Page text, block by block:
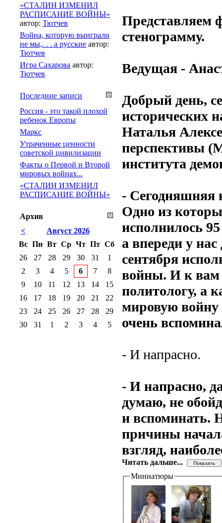
Представляем
стенограмму.
Ведущая -
Добрый день,
исторических
Наталья
перспективы
института
- Сегодняшняя
Одно из
исполнилось
а впереди у
сентября
войны. И к вам
политологу, а
мировую войну
очень
- И напрасно.
- И напрасно,
думаю, не
и вспоминать.
причины
взгляд,
Читать дальше...
Миниатюры
«СТАЛИН ИЗМЕНИЛ
РАСПИСАНИЕ ВОЙНЫ»
автор: Тютчев
Война, которую выиграли
не мы,. . . а русские автор:
Тютчев
Игра Сахарова автор:
Тютчев
Последние записи
Россия - это такой плохой
ребенок Европы
Маркс
Утраченные ценности
советской цивилизации
Факты о Первой и Второй
мировых войнах...
«СТАЛИН ИЗМЕНИЛ
РАСПИСАНИЕ ВОЙНЫ»
Архив
<
Август 2026
Вс Пн Вт Ср Чт Пт Сб
26
27 28 29 30 31
1
2
3 4 5 6 7
8
9
10 11 12 13 14
15
16
17 18 19 20 21
22
23
24 25 26 27 28
29
30
31 1 2 3 4 5